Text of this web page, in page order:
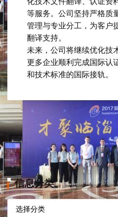
等服务。公司坚持严格质
管理与专业分工，为客户
翻译支持。
未来，公司将继续优化技
更多企业顺利完成国际认
和技术标准的国际接轨。
信息分类
信